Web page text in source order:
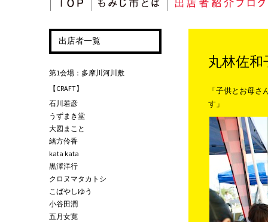
丸林佐
「子供とお母
す」
出店者一覧
第1会場：多摩川河川敷
【CRAFT】
石川若彦
うずまき堂
大図まこと
緒方伶香
kata kata
黒澤洋行
クロヌマタカトシ
こばやしゆう
小谷田潤
五月女寛